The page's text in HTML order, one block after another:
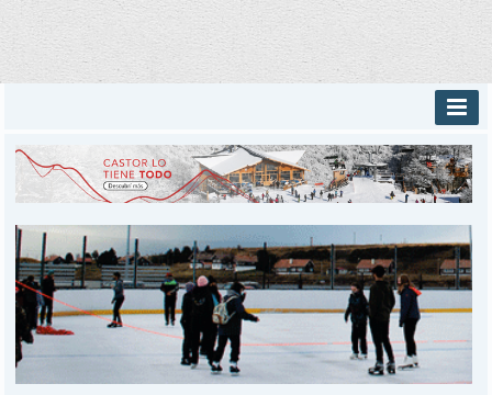
INICIO
PROVINCIALES
DEPORTES
POLICIALES
I-DIARIO
MÁS
BÚSQUEDA